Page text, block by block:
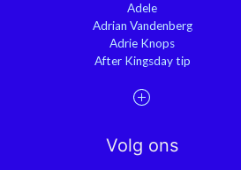
Adele
Adrian Vandenberg
Adrie Knops
After Kingsday tip
Volg ons